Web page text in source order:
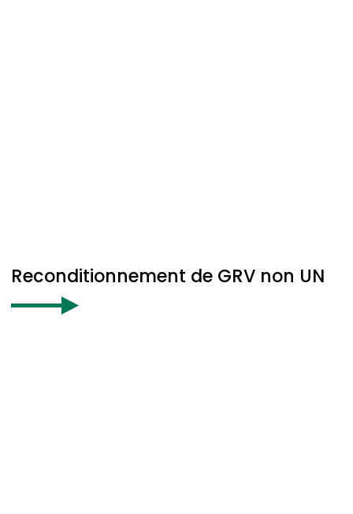
Reconditionnement de GRV non UN